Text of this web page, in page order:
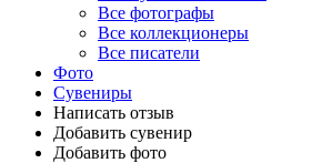
Все фотографы
Все коллекционеры
Все писатели
Фото
Сувениры
Написать отзыв
Добавить сувенир
Добавить фото